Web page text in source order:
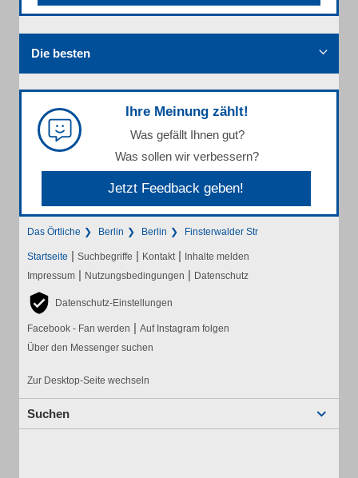
Die besten
Ihre Meinung zählt!
Was gefällt Ihnen gut?
Was sollen wir verbessern?
Jetzt Feedback geben!
Das Örtliche Berlin Berlin Finsterwalder Str
Startseite | Suchbegriffe | Kontakt | Inhalte melden
Impressum | Nutzungsbedingungen | Datenschutz
Datenschutz-Einstellungen
Facebook - Fan werden | Auf Instagram folgen
Über den Messenger suchen
Zur Desktop-Seite wechseln
Suchen